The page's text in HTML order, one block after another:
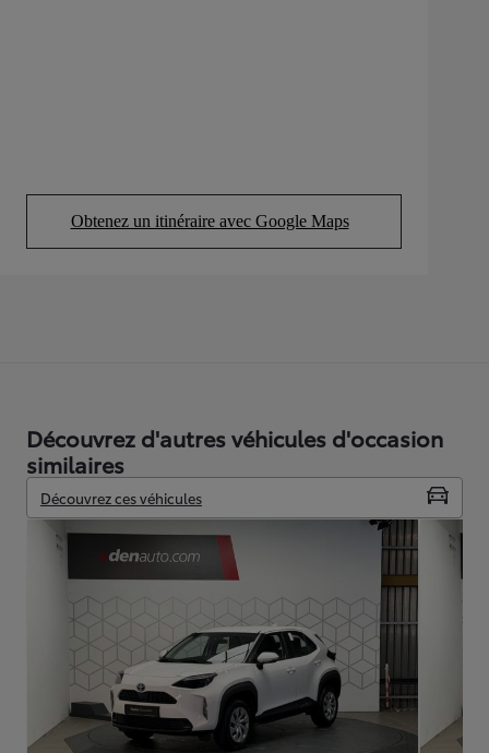
Obtenez un itinéraire avec Google Maps
(Opens in new tab)
Découvrez d'autres véhicules d'occasion
similaires
Découvrez ces véhicules